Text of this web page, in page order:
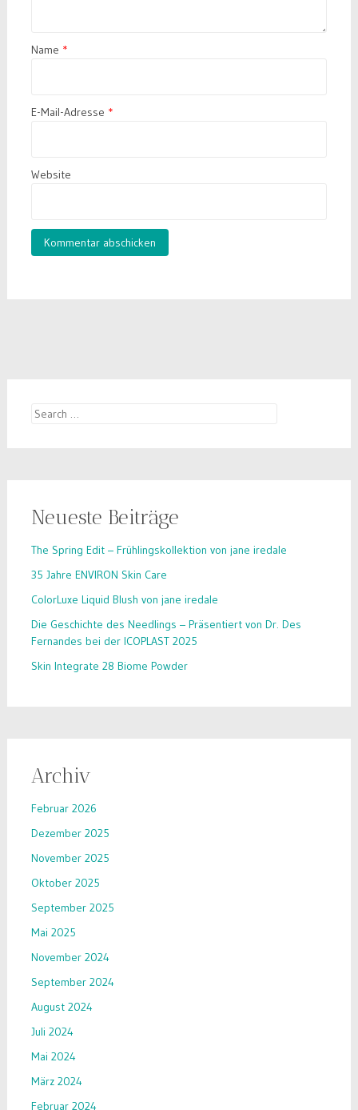
Name *
E-Mail-Adresse *
Website
Search
Neueste Beiträge
The Spring Edit – Frühlingskollektion von jane iredale
35 Jahre ENVIRON Skin Care
ColorLuxe Liquid Blush von jane iredale
Die Geschichte des Needlings – Präsentiert von Dr. Des
Fernandes bei der ICOPLAST 2025
Skin Integrate 28 Biome Powder
Archiv
Februar 2026
Dezember 2025
November 2025
Oktober 2025
September 2025
Mai 2025
November 2024
September 2024
August 2024
Juli 2024
Mai 2024
März 2024
Februar 2024